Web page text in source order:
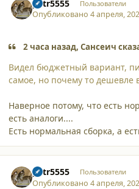
petr5555 Пользователи
Опубликовано4 апреля,
2 часа назад, Сансеич
Видел бюджетный вариант,
самое, но почему то дешевле
Наверное потому, что есть
есть аналоги....
Есть нормальная сборка, а
petr5555 Пользователи
Опубликовано4 апреля,